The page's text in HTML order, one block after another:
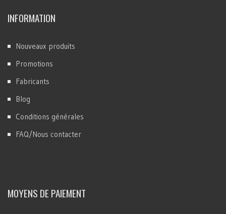
INFORMATION
Nouveaux produits
Promotions
Fabricants
Blog
Conditions générales
FAQ/Nous contacter
MOYENS DE PAIEMENT